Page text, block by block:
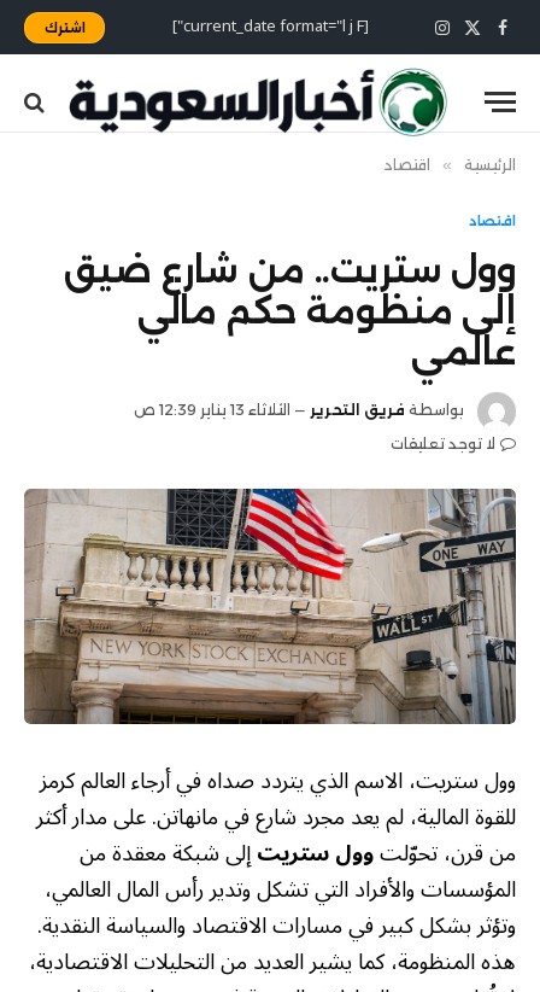
فيسبوك
X
(Twitter)
الانستغرام [current_date format="l j F"] اشترك
الرئيسية » اقتصاد
اقتصاد
وول ستريت.. من شارع ضيق
إلى منظومة حكم مالي
عالمي
بواسطة فريق التحرير
الثلاثاء 13 يناير 12:39 ص
لا توجد تعليقات
وول ستريت، الاسم الذي يتردد صداه في أرجاء العالم كرمز
للقوة المالية، لم يعد مجرد شارع في مانهاتن. على مدار أكثر
من قرن، تحوّلتوول ستريتإلى شبكة معقدة من
المؤسسات والأفراد التي تشكل وتدير رأس المال العالمي،
وتؤثر بشكل كبير في مسارات الاقتصاد والسياسة النقدية.
هذه المنظومة، كما يشير العديد من التحليلات الاقتصادية،